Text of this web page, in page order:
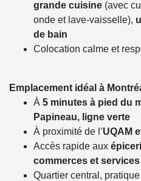
grande cuisine (avec
onde et lave-vaisselle),
de bain
Colocation calme et
Emplacement idéal à
À 5 minutes à pied du
Papineau, ligne verte
À proximité de l’UQAM
Accès rapide aux
commerces et services
Quartier central,